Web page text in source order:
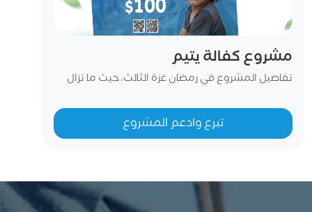
مشروع كفالة يتيم
تفاصيل المشروع في رمضان غزة الثالث، حيث ما تزال
أسر الأيتام – التي فقدت معيلها – من صعوبة تلبية
احتياجاتها الأساسية، ويثقل كاهلها عبء توفير الغذاء
والملبس والتعليم. انطلاقًا من قيم الرحمة والتكافل،
تبرع وادعم المشروع